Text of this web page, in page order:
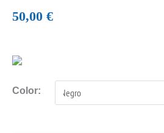
50,00 €
Color:
iPad
cantidad